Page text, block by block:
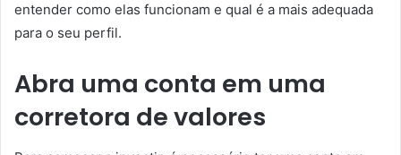
entender como elas funcionam e qual é a mais adequada
para o seu perfil.
Abra uma conta em uma
corretora de valores